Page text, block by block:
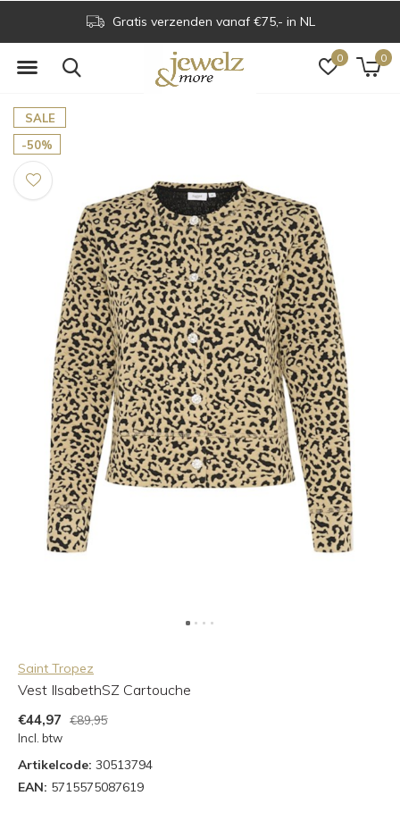
0 0
Gratis verzenden vanaf €75,- in NL
SALE
-50%
Saint Tropez
Vest IlsabethSZ Cartouche
€44,97
€89,95
Incl. btw
Artikelcode: 30513794
EAN: 5715575087619